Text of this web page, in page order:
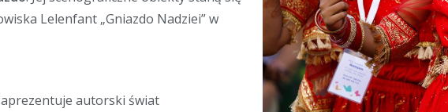
Lelenfant „Gniazdo Nadziei” w
autorski świat